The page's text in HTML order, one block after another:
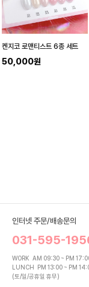
켄지코 로맨티스트 6종 세트
50,000원
인터넷 주문/배송문의
031-595-
WORK AM 09:30 ~ PM
LUNCH PM 13:00 ~ PM
(토/일/공휴일 휴무)